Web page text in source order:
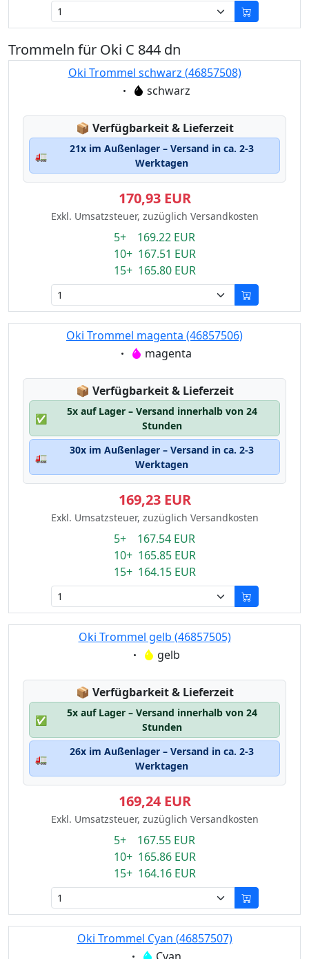
Trommeln für Oki C 844 dn
Oki Trommel schwarz (46857508)
Eigenschaft:
schwarz
📦 Lagerstatus:
Verfügbarkeit & Lieferzeit
🚛
21x im Außenlager – Versand in ca. 2-3
Werktagen
170,93 EUR
Exkl. Umsatzsteuer, zuzüglich Versandkosten
5+ 169.22 EUR
10+ 167.51 EUR
15+ 165.80 EUR
Oki Trommel magenta (46857506)
Eigenschaft:
magenta
📦 Lagerstatus:
Verfügbarkeit & Lieferzeit
✅
5x auf Lager – Versand innerhalb von 24
Stunden
🚛
30x im Außenlager – Versand in ca. 2-3
Werktagen
169,23 EUR
Exkl. Umsatzsteuer, zuzüglich Versandkosten
5+ 167.54 EUR
10+ 165.85 EUR
15+ 164.15 EUR
Oki Trommel gelb (46857505)
Eigenschaft:
gelb
📦 Lagerstatus:
Verfügbarkeit & Lieferzeit
✅
5x auf Lager – Versand innerhalb von 24
Stunden
🚛
26x im Außenlager – Versand in ca. 2-3
Werktagen
169,24 EUR
Exkl. Umsatzsteuer, zuzüglich Versandkosten
5+ 167.55 EUR
10+ 165.86 EUR
15+ 164.16 EUR
Oki Trommel Cyan (46857507)
Eigenschaft: